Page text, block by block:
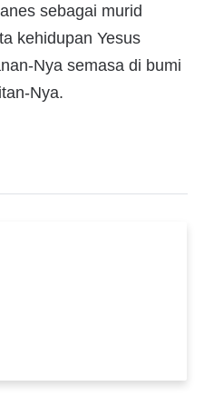
sebagai murid
kehidupan Yesus
Nya semasa di bumi
Nya.